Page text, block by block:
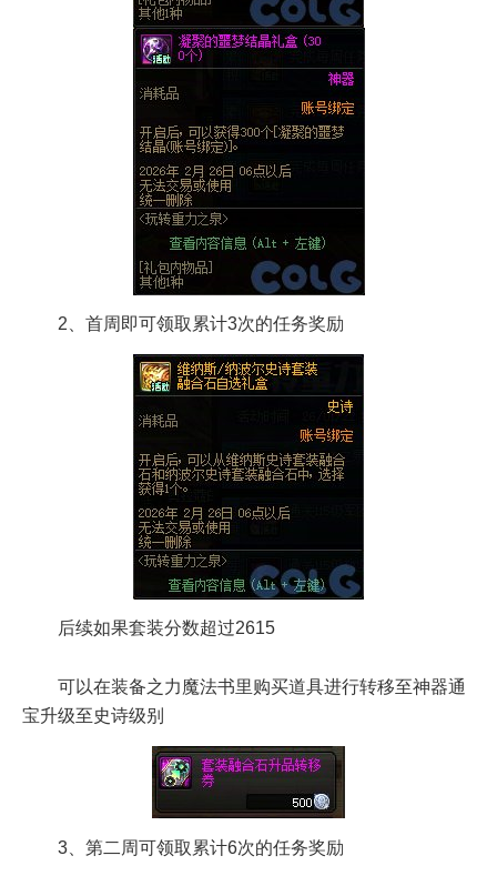
2、首周即可领取累计3次的任务奖励
后续如果套装分数超过2615
可以在装备之力魔法书里购买道具进行转移至神器通
宝升级至史诗级别
3、第二周可领取累计6次的任务奖励